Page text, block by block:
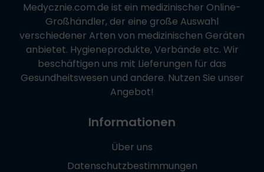
Medycznie.com.de ist ein medizinischer Online-
Großhändler, der eine große Auswahl
verschiedener Arten von medizinischen Geräten
anbietet. Hygieneprodukte, Verbände etc. Wir
beschäftigen uns mit Lieferungen für das
Gesundheitswesen und andere. Nutzen Sie unser
Angebot!
Informationen
Über uns
Datenschutzbestimmungen